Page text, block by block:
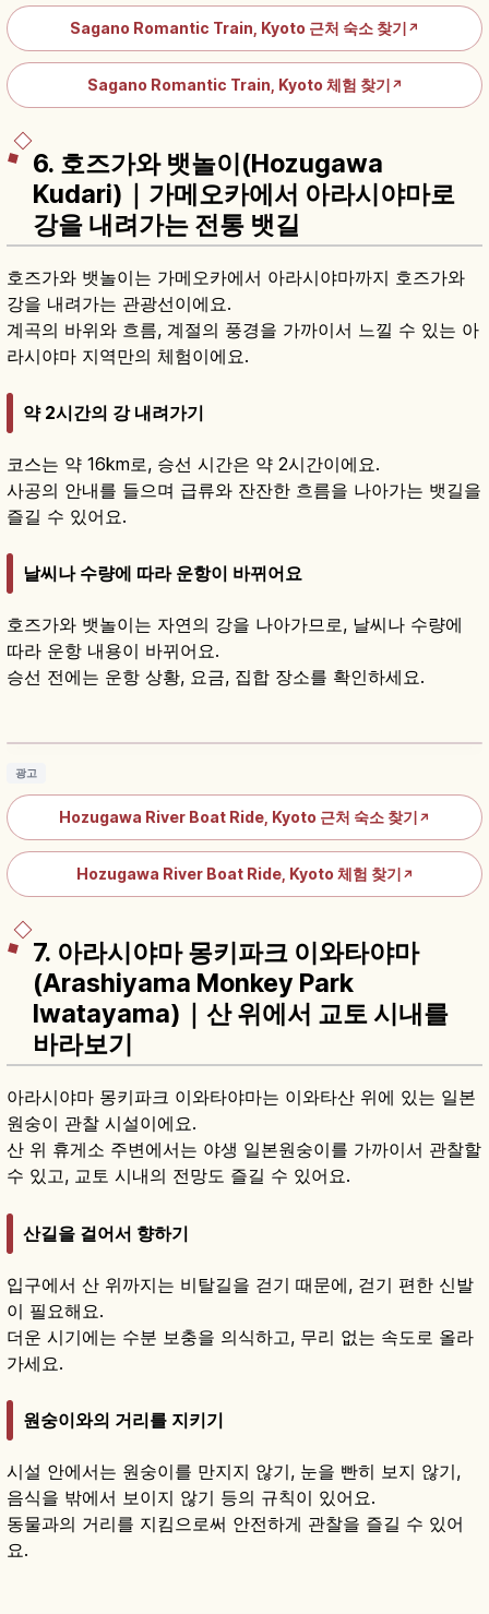
Sagano Romantic Train, Kyoto 근처 숙소 찾기 ↗
Sagano Romantic Train, Kyoto 체험 찾기 ↗
6. 호즈가와 뱃놀이(Hozugawa
Kudari)｜가메오카에서 아라시야마로
강을 내려가는 전통 뱃길
호즈가와 뱃놀이는 가메오카에서 아라시야마까지 호즈가와
강을 내려가는 관광선이에요.
계곡의 바위와 흐름, 계절의 풍경을 가까이서 느낄 수 있는 아
라시야마 지역만의 체험이에요.
약 2시간의 강 내려가기
코스는 약 16km로, 승선 시간은 약 2시간이에요.
사공의 안내를 들으며 급류와 잔잔한 흐름을 나아가는 뱃길을
즐길 수 있어요.
날씨나 수량에 따라 운항이 바뀌어요
호즈가와 뱃놀이는 자연의 강을 나아가므로, 날씨나 수량에
따라 운항 내용이 바뀌어요.
승선 전에는 운항 상황, 요금, 집합 장소를 확인하세요.
호즈가와 구다리｜교토 아라시야마 16km 전통
광고
Hozugawa River Boat Ride, Kyoto 근처 숙소 찾기 ↗
Hozugawa River Boat Ride, Kyoto 체험 찾기 ↗
7. 아라시야마 몽키파크 이와타야마
(Arashiyama Monkey Park
Iwatayama)｜산 위에서 교토 시내를
바라보기
아라시야마 몽키파크 이와타야마는 이와타산 위에 있는 일본
원숭이 관찰 시설이에요.
산 위 휴게소 주변에서는 야생 일본원숭이를 가까이서 관찰할
수 있고, 교토 시내의 전망도 즐길 수 있어요.
산길을 걸어서 향하기
입구에서 산 위까지는 비탈길을 걷기 때문에, 걷기 편한 신발
이 필요해요.
더운 시기에는 수분 보충을 의식하고, 무리 없는 속도로 올라
가세요.
원숭이와의 거리를 지키기
시설 안에서는 원숭이를 만지지 않기, 눈을 빤히 보지 않기,
음식을 밖에서 보이지 않기 등의 규칙이 있어요.
동물과의 거리를 지킴으로써 안전하게 관찰을 즐길 수 있어
요.